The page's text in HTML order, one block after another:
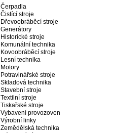
Čerpadla
Čistící stroje
Dřevoobráběcí stroje
Generátory
Historické stroje
Komunální technika
Kovoobráběcí stroje
Lesní technika
Motory
Potravinářské stroje
Skladová technika
Stavební stroje
Textilní stroje
Tiskařské stroje
Vybavení provozoven
Výrobní linky
Zemědělská technika